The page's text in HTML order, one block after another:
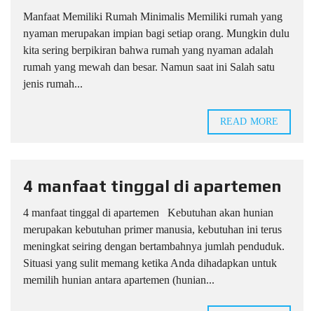
Manfaat Memiliki Rumah Minimalis Memiliki rumah yang
nyaman merupakan impian bagi setiap orang. Mungkin dulu
kita sering berpikiran bahwa rumah yang nyaman adalah
rumah yang mewah dan besar. Namun saat ini Salah satu
jenis rumah...
READ MORE
4 manfaat tinggal di apartemen
4 manfaat tinggal di apartemen Kebutuhan akan hunian
merupakan kebutuhan primer manusia, kebutuhan ini terus
meningkat seiring dengan bertambahnya jumlah penduduk.
Situasi yang sulit memang ketika Anda dihadapkan untuk
memilih hunian antara apartemen (hunian...